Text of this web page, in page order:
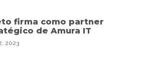
firma como partner
de Amura IT
2023